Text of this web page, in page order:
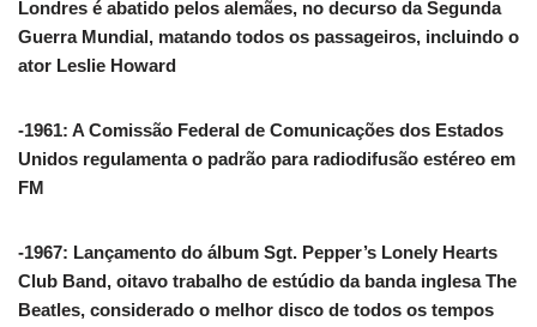
Londres é abatido pelos alemães, no decurso da Segunda
Guerra Mundial, matando todos os passageiros, incluindo o
ator Leslie Howard
-1961: A Comissão Federal de Comunicações dos Estados
Unidos regulamenta o padrão para radiodifusão estéreo em
FM
-1967: Lançamento do álbum Sgt. Pepper’s Lonely Hearts
Club Band, oitavo trabalho de estúdio da banda inglesa The
Beatles, considerado o melhor disco de todos os tempos